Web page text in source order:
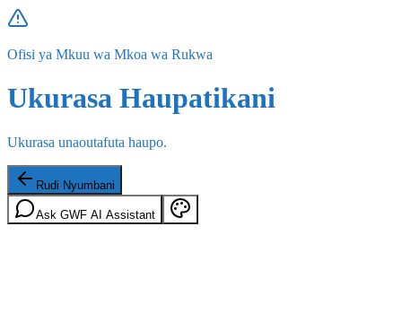
Ofisi ya Mkuu wa Mkoa wa Rukwa
Ukurasa Haupatikani
Ukurasa unaoutafuta haupo.
Rudi Nyumbani
Ask GWF AI Assistant